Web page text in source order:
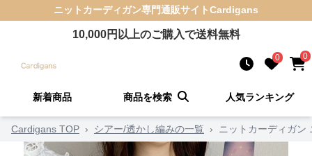
ニットカーディガン専門通販サイトCardigans
10,000円以上のご購入で送料無料
0 0
新着商品 商品を検索 人気ランキング
Cardigans TOP › シアー/透かし編みの一覧 › ニットカーディガン